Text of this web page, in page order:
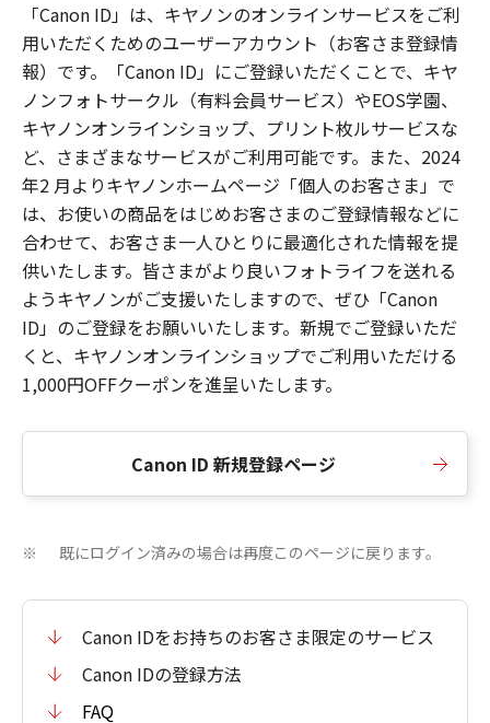
「Canon ID」は、キヤノンのオンラインサービスをご利
用いただくためのユーザーアカウント（お客さま登録情
報）です。「Canon ID」にご登録いただくことで、キヤ
ノンフォトサークル（有料会員サービス）やEOS学園、
キヤノンオンラインショップ、プリント枚ルサービスな
ど、さまざまなサービスがご利用可能です。また、2024
年2 月よりキヤノンホームページ「個人のお客さま」で
は、お使いの商品をはじめお客さまのご登録情報などに
合わせて、お客さま一人ひとりに最適化された情報を提
供いたします。皆さまがより良いフォトライフを送れる
ようキヤノンがご支援いたしますので、ぜひ「Canon
ID」のご登録をお願いいたします。新規でご登録いただ
くと、キヤノンオンラインショップでご利用いただける
1,000円OFFクーポンを進呈いたします。
Canon ID 新規登録ページ
※ 既にログイン済みの場合は再度このページに戻ります。
Canon IDをお持ちのお客さま限定のサービス
Canon IDの登録方法
FAQ